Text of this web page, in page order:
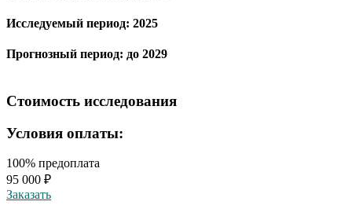
Исследуемый период: 2025
Прогнозный период: до 2029
Стоимость исследования
Условия оплаты:
100% предоплата
95 000 ₽
Заказать